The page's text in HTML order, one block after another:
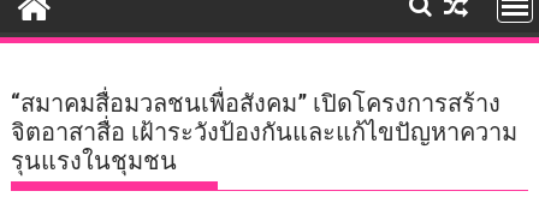
“สมาคมสื่อมวลชนเพื่อสังคม” เปิดโครงการสร้าง
จิตอาสาสื่อ เฝ้าระวังป้องกันและแก้ไขปัญหาความ
รุนแรงในชุมชน